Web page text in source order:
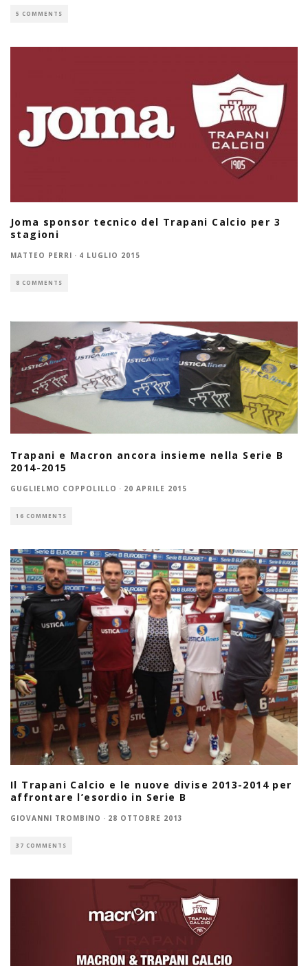
5 COMMENTS
Joma sponsor tecnico del Trapani Calcio per 3
stagioni
MATTEO PERRI · 4 LUGLIO 2015
8 COMMENTS
Trapani e Macron ancora insieme nella Serie B
2014-2015
GUGLIELMO COPPOLILLO · 20 APRILE 2015
16 COMMENTS
Il Trapani Calcio e le nuove divise 2013-2014 per
affrontare l’esordio in Serie B
GIOVANNI TROMBINO · 28 OTTOBRE 2013
37 COMMENTS